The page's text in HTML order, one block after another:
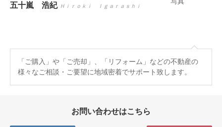
五十嵐 浩紀 Ｈｉｒｏｋｉ Ｉｇａｒａｓｈｉ
「ご購入」や「ご売却」、「リフォーム」などの不動産の
様々なご相談・ご要望に地域密着でサポート致します。
お問い合わせはこちら